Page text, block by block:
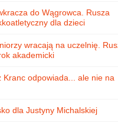
do Wągrowca. Rusza
dla dzieci
wracają na uczelnię.
akademicki
Kranc odpowiada... ale nie na
dla Justyny Michalskiej